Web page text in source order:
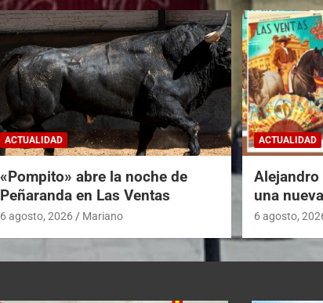
ACTUALIDAD
«Pompito» abre la noche de
Peñaranda en Las Ventas
6 agosto, 2026 Mariano
ACTUALIDAD
Alejandro
una
6 agosto,